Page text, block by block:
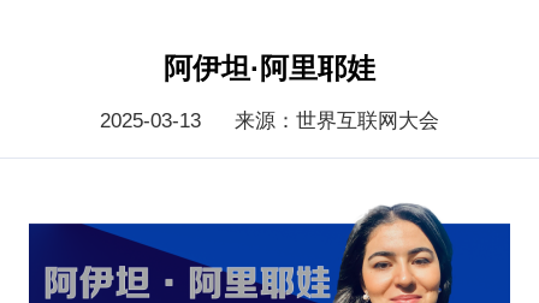
阿伊坦·阿里耶娃
2025-03-13 来源：世界互联网大会